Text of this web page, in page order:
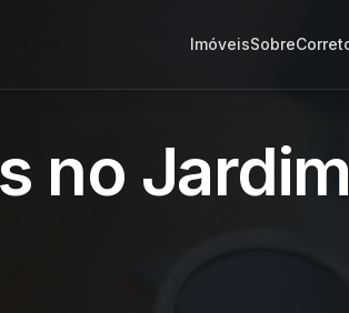
ImóveisSobre
no